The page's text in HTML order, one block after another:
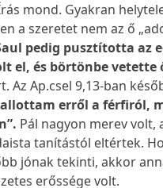
mond. Gyakran
a szeretet nem az ő
pedig pusztította az
el, és börtönbe vetette
Ap.csel 9,13-ban
erről a férfiról,
Pál nagyon merev volt,
tanítástól eltértek.
jónak tekinti, akkor
erőssége volt.